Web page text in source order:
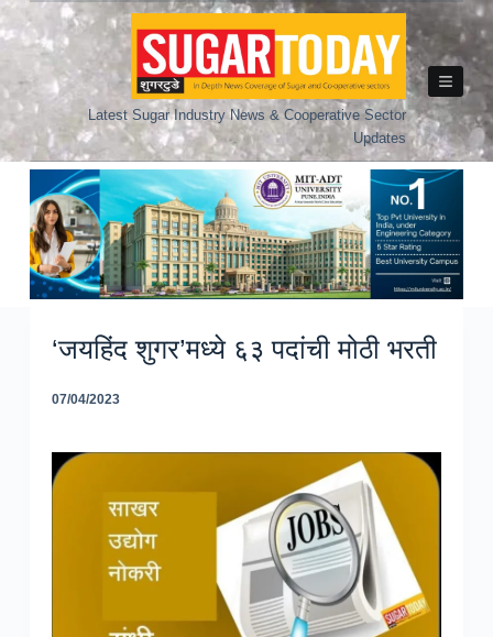
Skip
to
Latest Sugar Industry News & Cooperative Sector
Updates
‘जयहिंद शुगर’मध्ये ६३ पदांची मोठी भरती
07/04/2023